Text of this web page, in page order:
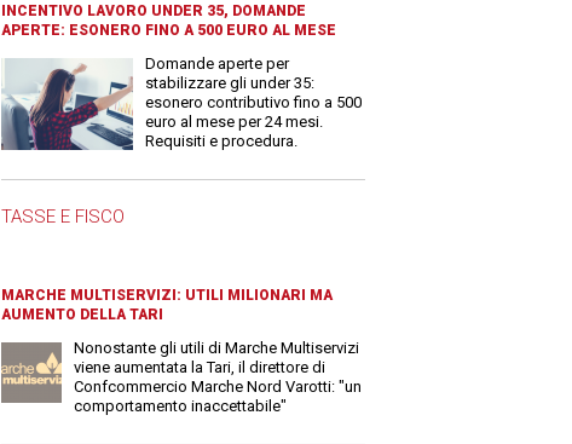
INCENTIVO LAVORO UNDER 35, DOMANDE
APERTE: ESONERO FINO A 500 EURO AL MESE
Domande aperte per
stabilizzare gli under 35:
esonero contributivo fino a 500
euro al mese per 24 mesi.
Requisiti e procedura.
TASSE E FISCO
MARCHE MULTISERVIZI: UTILI MILIONARI MA
AUMENTO DELLA TARI
Nonostante gli utili di Marche Multiservizi
viene aumentata la Tari, il direttore di
Confcommercio Marche Nord Varotti: "un
comportamento inaccettabile"